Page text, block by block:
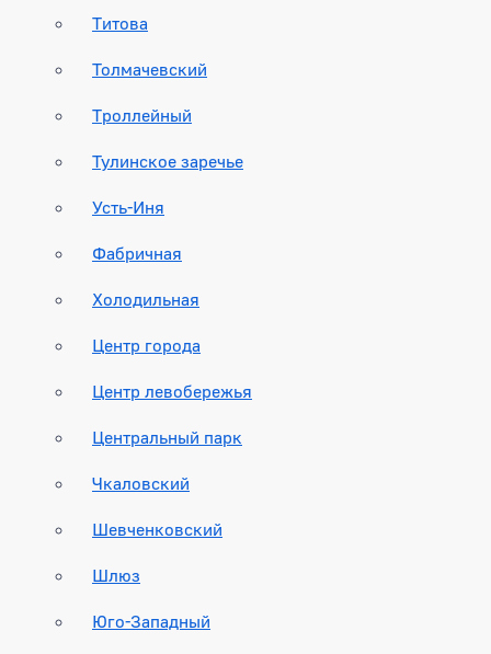
Титова
Толмачевский
Троллейный
Тулинское заречье
Усть-Иня
Фабричная
Холодильная
Центр города
Центр левобережья
Центральный парк
Чкаловский
Шевченковский
Шлюз
Юго-Западный